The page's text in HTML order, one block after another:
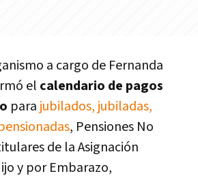
a cargo de Fernanda
el calendario de pagos
para jubilados, jubiladas,
, Pensiones No
de la Asignación
y por Embarazo,